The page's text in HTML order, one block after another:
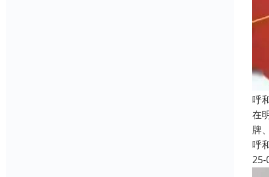
呼
在
牌
呼
25-